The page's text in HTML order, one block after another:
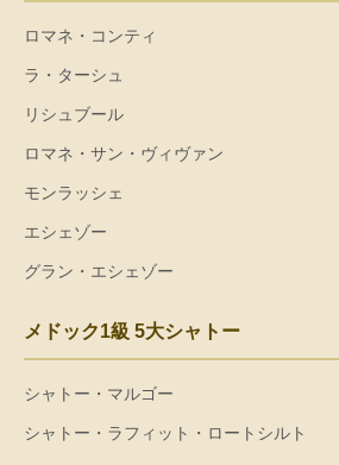
ロマネ・コンティ
ラ・ターシュ
リシュブール
ロマネ・サン・ヴィヴァン
モンラッシェ
エシェゾー
グラン・エシェゾー
メドック1級 5大シャトー
シャトー・マルゴー
シャトー・ラフィット・ロートシルト